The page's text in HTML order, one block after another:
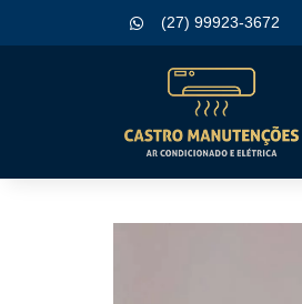
(27) 99923-3672